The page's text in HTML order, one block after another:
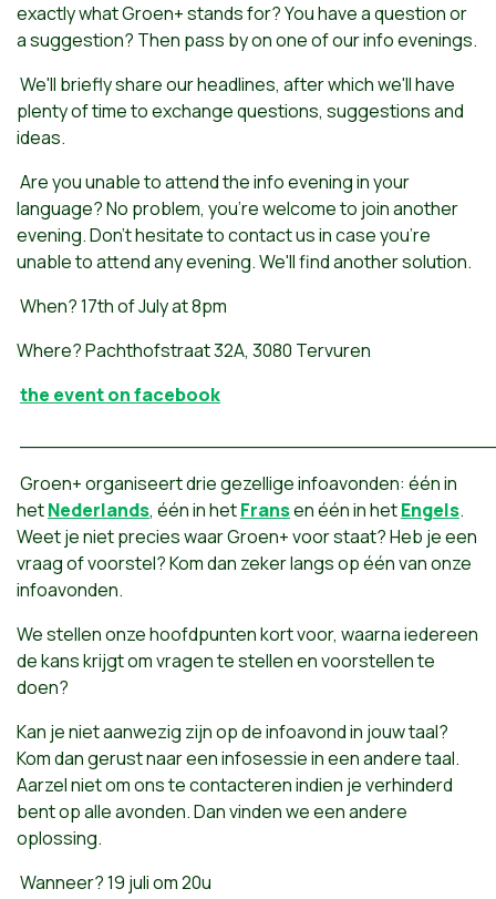
exactly what Groen+ stands for? You have a question or
a suggestion? Then pass by on one of our info evenings.
We'll briefly share our headlines, after which we'll have
plenty of time to exchange questions, suggestions and
ideas.
Are you unable to attend the info evening in your
language? No problem, you're welcome to join another
evening. Don't hesitate to contact us in case you're
unable to attend any evening. We'll find another solution.
When? 17th of July at 8pm
Where? Pachthofstraat 32A, 3080 Tervuren
the event on facebook
Groen+ organiseert drie gezellige infoavonden: één in
hetNederlands, één in hetFransen één in hetEngels.
Weet je niet precies waar Groen+ voor staat? Heb je een
vraag of voorstel? Kom dan zeker langs op één van onze
infoavonden.
We stellen onze hoofdpunten kort voor, waarna iedereen
de kans krijgt om vragen te stellen en voorstellen te
doen?
Kan je niet aanwezig zijn op de infoavond in jouw taal?
Kom dan gerust naar een infosessie in een andere taal.
Aarzel niet om ons te contacteren indien je verhinderd
bent op alle avonden. Dan vinden we een andere
oplossing.
Wanneer? 19 juli om 20u